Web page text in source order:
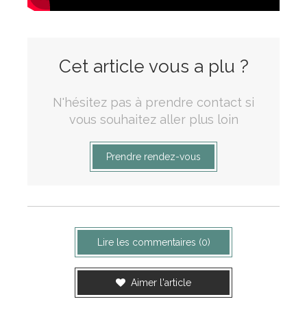
Cet article vous a plu ?
N'hésitez pas à prendre contact si
vous souhaitez aller plus loin
Prendre rendez-vous
Lire les commentaires (0)
Aimer l'article